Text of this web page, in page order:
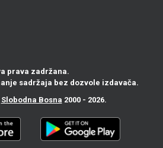
prava zadržana.
sadržaja bez dozvole izdavača.
Slobodna Bosna 2000 - 2026.